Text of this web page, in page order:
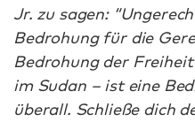
Jr. zu sagen:
Bedrohung für die
Bedrohung der
im Sudan – ist eine
überall. Schließe dich